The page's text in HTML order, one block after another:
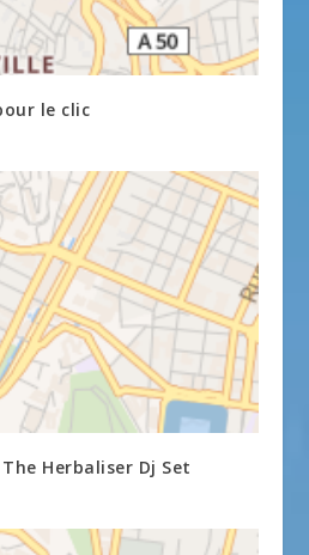
le clic
Herbaliser Dj Set